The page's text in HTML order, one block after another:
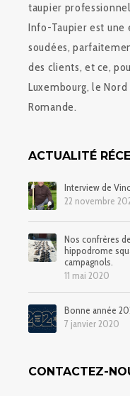
taupier
Info-Taupier est une
soudées,
des clients, et ce,
Luxembourg, le
Romande.
ACTUALITÉ
Interview de
22 novembre
Nos confrères
hippodrome
campagnols.
11 mai 2020
Bonne année
7 janvier 2020
CONTACTEZ-